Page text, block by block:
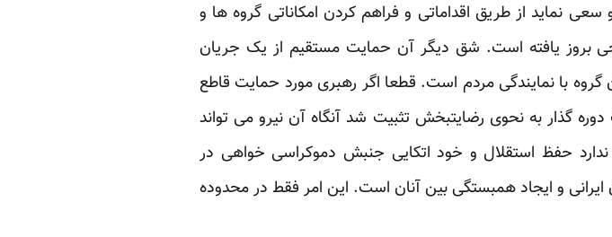
از طریق اقداماتی و فراهم کردن امکاناتی گروه ها و
بروز یافته است. شق دیگر آن حمایت مستقیم از یک جریان
با نمایندگی مردم است. قطعا اگر رهبری مورد حمایت قاطع
گذار به نحوی رضایتبخش تثبیت شد آنگاه آن نیرو می تواند
حفظ استقلال و خود اتکایی جنبش دموکراسی خواهی در
و ایجاد همبستگی بین آنان است. این امر فقط در محدوده